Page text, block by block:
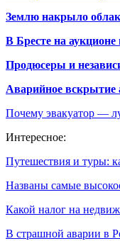
Землю накрыло
В Бресте на
Продюсеры и
Аварийное вскрытие
Почему эвакуатор —
Интересное:
Путешествия и туры:
Названы самые
Какой налог на
В страшной аварии в